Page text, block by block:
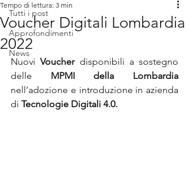
Tutti i post
Approfondimenti
News
Voucher Digitali Lombardia
2022
Tempo di lettura: 3 min
Nuovi Voucher disponibili a sostegno
delle MPMI della Lombardia
nell’adozione e introduzione in azienda
di Tecnologie Digitali 4.0.